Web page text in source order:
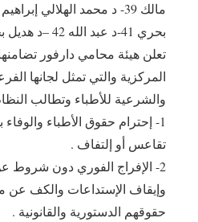
بحري 41-د عبد الله 42 –د هديل بحري .
تعلن هيئة محامي دارفور
المركزية والتي تمثل لجانها
والشرعية للأطباء وتطالب
1- إحترام حقوق الأطباء والوفاء
تقاعس أو إلتفاف .
2- الإفراج الفوري دون شروط
وإيقاف الإستداعات والكف عن
حقوقهم الدستورية والقانونية .